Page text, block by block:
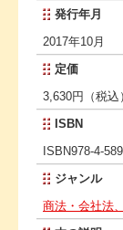
発行年月
2017年10月
定価
3,630円（税込
ISBN
ISBN978-4-
ジャンル
商法・会社法